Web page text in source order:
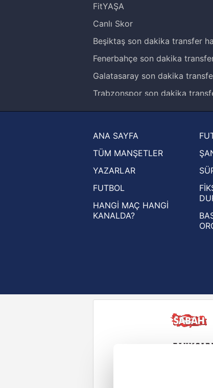
Reddet
FitYAŞA
Canlı Skor
Beşiktaş son dakika transfer
Fenerbahçe son dakika
Galatasaray son dakika
Trabzonspor son dakika
Ziraat Türkiye Kupası haberleri
UEFA Şampiyonlar Ligi
UEFA Avrupa Ligi haberleri
UEFA Konferans Ligi haberleri
ANA SAYFA
TÜM MANŞETLER
YAZARLAR
FUTBOL
HANGİ MAÇ HANGİ
KANALDA?